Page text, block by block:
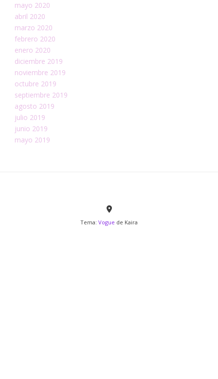
mayo 2020
abril 2020
marzo 2020
febrero 2020
enero 2020
diciembre 2019
noviembre 2019
octubre 2019
septiembre 2019
agosto 2019
julio 2019
junio 2019
mayo 2019
Tema: Vogue de Kaira